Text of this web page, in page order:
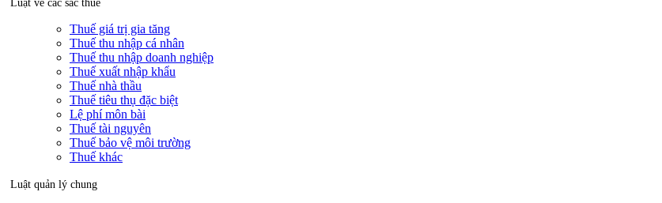
Luật về các sắc thuế
Thuế giá trị gia tăng
Thuế thu nhập cá nhân
Thuế thu nhập doanh nghiệp
Thuế xuất nhập khẩu
Thuế nhà thầu
Thuế tiêu thụ đặc biệt
Lệ phí môn bài
Thuế tài nguyên
Thuế bảo vệ môi trường
Thuế khác
Luật quản lý chung